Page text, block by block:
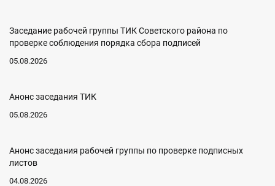
Заседание рабочей группы ТИК Советского района по
проверке соблюдения порядка сбора подписей
05.08.2026
Анонс заседания ТИК
05.08.2026
Анонс заседания рабочей группы по проверке подписных
листов
04.08.2026